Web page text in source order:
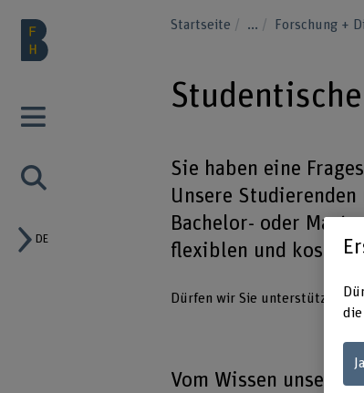
DE
Startseite ... Forschung +
Sie haben eine
Unsere
Bachelor- oder
flexiblen und
Dürfen wir Sie unterstützen?
Vom Wissen
die